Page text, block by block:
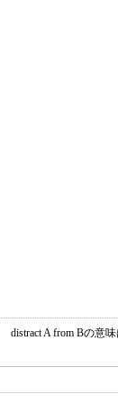
distract A from Bの意